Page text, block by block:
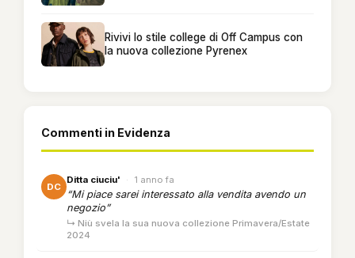
Rivivi lo stile college di Off Campus con
la nuova collezione Pyrenex
Commenti in Evidenza
DC
Ditta ciuciu' · 1 anno fa
“Mi piace sarei interessato alla vendita avendo un
negozio”
↳ Niù svela la sua nuova collezione Primavera/Estate
2024